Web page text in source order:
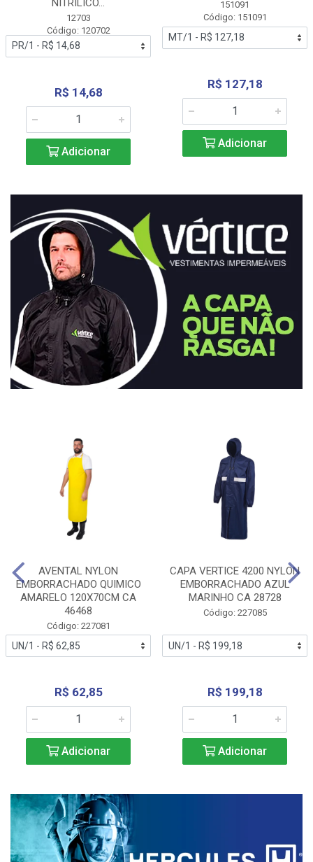
NITRÍLICO...
12703
Código: 120702
R$ 14,68
Adicionar
151091
Código: 151091
R$ 127,18
Adicionar
AVENTAL NYLON
EMBORRACHADO QUIMICO
AMARELO 120X70CM CA
46468
Código: 227081
R$ 62,85
Adicionar
CAPA VERTICE 4200 NYLON
EMBORRACHADO AZUL
MARINHO CA 28728
Código: 227085
R$ 199,18
Adicionar